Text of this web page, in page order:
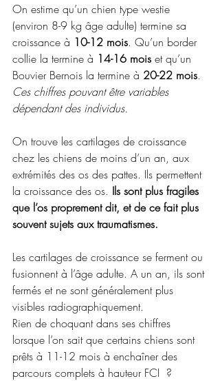
On estime qu’un chien type westie
(environ 8-9 kg âge adulte) termine sa
croissance à 10-12 mois. Qu’un border
collie la termine à 14-16 mois et qu’un
Bouvier Bernois la termine à 20-22 mois.
Ces chiffres pouvant être variables
dépendant des individus.
On trouve les cartilages de croissance
chez les chiens de moins d’un an, aux
extrémités des os des pattes. Ils permettent
la croissance des os. Ils sont plus fragiles
que l’os proprement dit, et de ce fait plus
souvent sujets aux traumatismes.
Les cartilages de croissance se ferment ou
fusionnent à l’âge adulte. A un an, ils sont
fermés et ne sont généralement plus
visibles radiographiquement.
Rien de choquant dans ses chiffres
lorsque l’on sait que certains chiens sont
prêts à 11-12 mois à enchaîner des
parcours complets à hauteur FCI  ?